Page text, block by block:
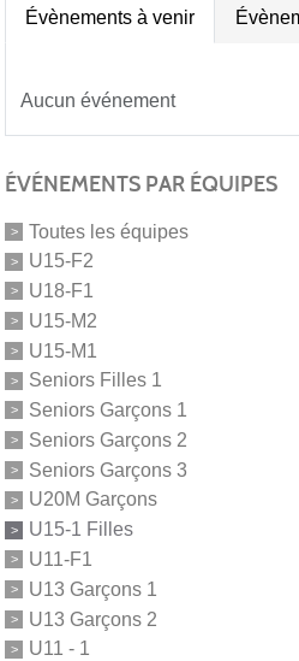
Évènements à venir
Aucun événement
ÉVÉNEMENTS PAR ÉQUIPES
Toutes les équipes
U15-F2
U18-F1
U15-M2
U15-M1
Seniors Filles 1
Seniors Garçons 1
Seniors Garçons 2
Seniors Garçons 3
U20M Garçons
U15-1 Filles
U11-F1
U13 Garçons 1
U13 Garçons 2
U11 - 1